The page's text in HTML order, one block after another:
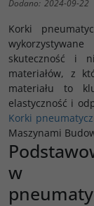
Dodano: 2024-09-22
Korki
skuteczność i
materiałów, z
materiału to
elastyczność i
Korki
Maszynami
w